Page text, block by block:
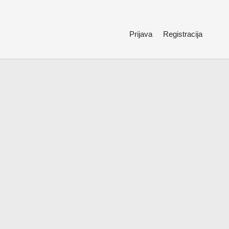
Prijava Registracija